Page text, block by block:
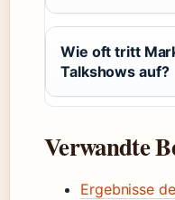
Wie oft tritt
Talkshows auf?
Verwandte
Ergebnisse